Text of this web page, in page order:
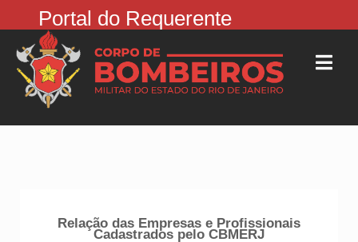
Portal do Requerente
Relação das Empresas e Profissionais
Cadastrados pelo CBMERJ